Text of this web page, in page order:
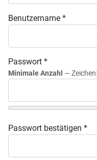
Benutzername *
Passwort *
Minimale Anzahl —
Passwort bestätigen *